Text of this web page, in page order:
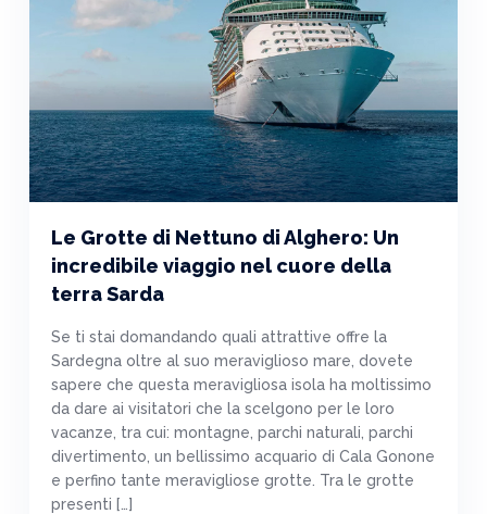
Le Grotte di Nettuno di Alghero: Un
incredibile viaggio nel cuore della
terra Sarda
Se ti stai domandando quali attrattive offre la
Sardegna oltre al suo meraviglioso mare, dovete
sapere che questa meravigliosa isola ha moltissimo
da dare ai visitatori che la scelgono per le loro
vacanze, tra cui: montagne, parchi naturali, parchi
divertimento, un bellissimo acquario di Cala Gonone
e perfino tante meravigliose grotte. Tra le grotte
presenti […]